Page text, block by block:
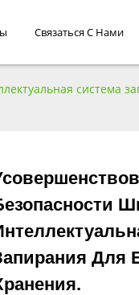
Связаться С Нами
система
Loading...
Loading...
Для